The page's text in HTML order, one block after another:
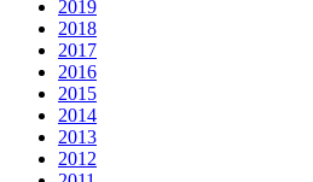
2019
2018
2017
2016
2015
2014
2013
2012